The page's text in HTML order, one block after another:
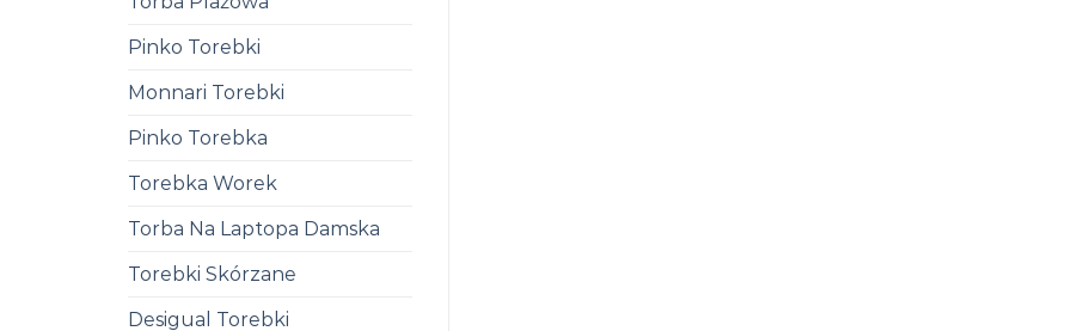
Pinko Torebki
Monnari Torebki
Pinko Torebka
Torebka Worek
Torba Na Laptopa Damska
Torebki Skórzane
Desigual Torebki